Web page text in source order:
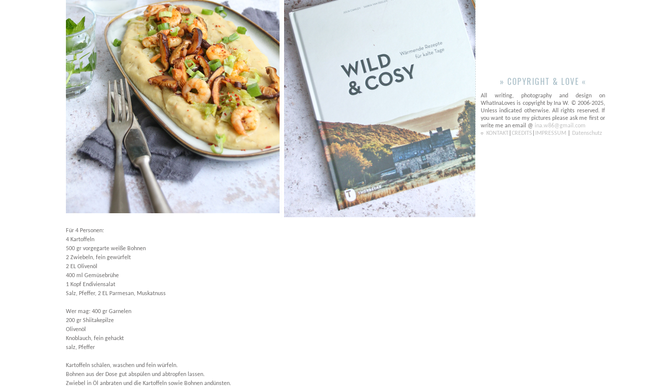
Für 4 Personen:
4 Kartoffeln
500 gr vorgegarte weiße Bohnen
2 Zwiebeln, fein gewürfelt
2 EL Olivenöl
400 ml Gemüsebrühe
1 Kopf Endiviensalat
Salz, Pfeffer, 2 EL Parmesan, Muskatnuss
Wer mag: 400 gr Garnelen
200 gr Shiitakepilze
Olivenöl
Knoblauch, fein gehackt
salz, Pfeffer
Kartoffeln schälen, waschen und fein würfeln.
Bohnen aus der Dose gut abspülen und abtropfen lassen.
Zwiebel in Öl anbraten und die Kartoffeln sowie Bohnen andünsten.
» COPYRIGHT & LOVE «
All writing, photography and design on
WhatInaLoves is copyright by Ina W. © 2006-2025,
Unless indicated otherwise. All rights reserved. If
you want to use my pictures please ask me first or
write me an email @ ina.w86@gmail.com
KONTAKT CREDITS IMPRESSUM Datenschutz